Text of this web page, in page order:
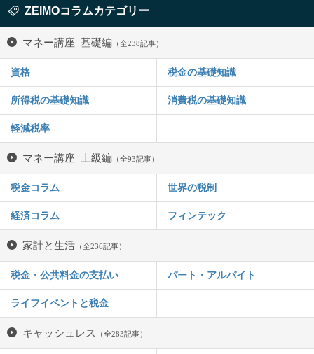
ZEIMOコラムカテゴリー
マネー講座 基礎編 （全238記事）
資格 税金の基礎知識
所得税の基礎知識 消費税の基礎知識
軽減税率
マネー講座 上級編 （全93記事）
税金コラム 世界の税制
経済コラム フィンテック
家計と生活 （全236記事）
税金・公共料金の支払い パート・アルバイト
ライフイベントと税金
キャッシュレス （全283記事）